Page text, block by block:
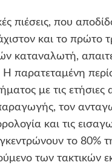
πιέσεις, που
και το πρώτο
καταναλωτή,
παρατεταμένη
με τις
τον
και τις
το 80%
των τακτικών